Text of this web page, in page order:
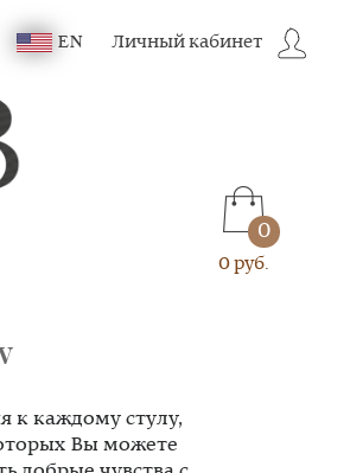
EN Личный кабинет
0
0 руб.
к каждому стулу,
Вы можете